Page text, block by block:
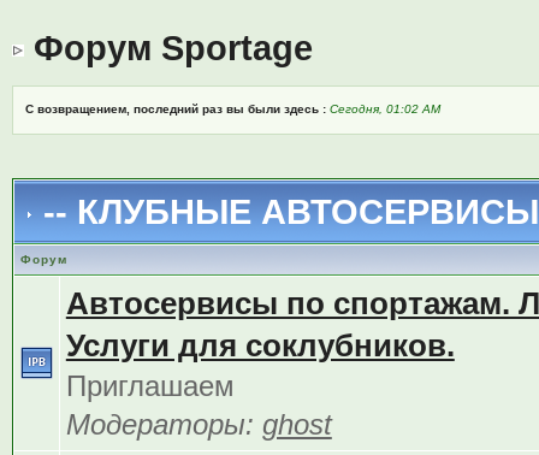
Форум Sportage
С возвращением, последний раз вы были здесь : Сегодня, 01:02 AM
-- КЛУБНЫЕ
Форум
Автосервисы по спортажам.
Услуги для соклубников.
Приглашаем
Модераторы: ghost